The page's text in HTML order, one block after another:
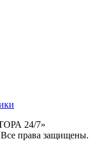
24/7»
права защищены.